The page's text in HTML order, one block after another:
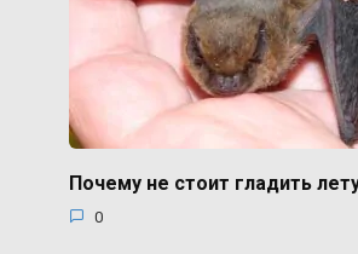
Почему не стоит гладить
0